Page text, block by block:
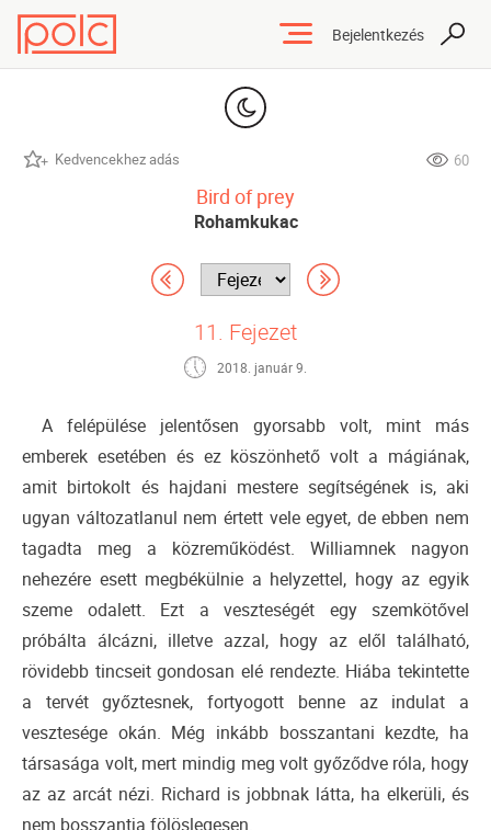
Bejelentkezés
Kedvencekhez adás 60
Bird of prey
Rohamkukac
11. Fejezet
2018. január 9.
A felépülése jelentősen gyorsabb volt, mint más
emberek esetében és ez köszönhető volt a mágiának,
amit birtokolt és hajdani mestere segítségének is, aki
ugyan változatlanul nem értett vele egyet, de ebben nem
tagadta meg a közreműködést. Williamnek nagyon
nehezére esett megbékülnie a helyzettel, hogy az egyik
szeme odalett. Ezt a veszteségét egy szemkötővel
próbálta álcázni, illetve azzal, hogy az elől található,
rövidebb tincseit gondosan elé rendezte. Hiába tekintette
a tervét győztesnek, fortyogott benne az indulat a
vesztesége okán. Még inkább bosszantani kezdte, ha
társasága volt, mert mindig meg volt győződve róla, hogy
az az arcát nézi. Richard is jobbnak látta, ha elkerüli, és
nem bosszantja fölöslegesen.